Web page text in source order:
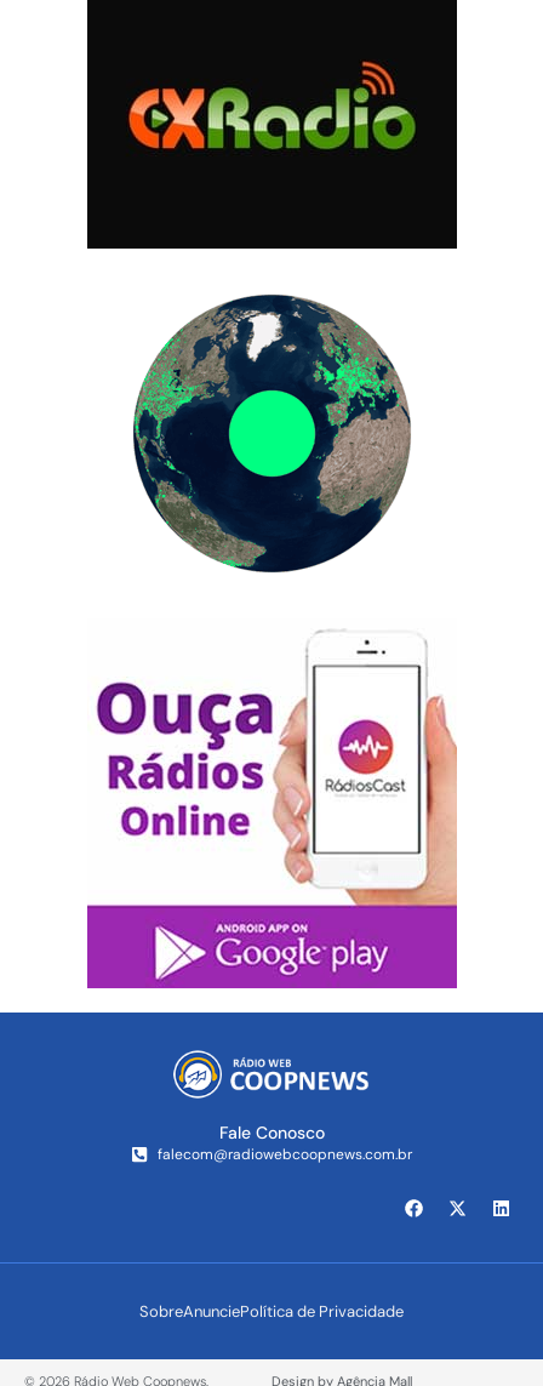
Fale Conosco
falecom@radiowebcoopnews.com.br
SobreAnunciePolítica de Privacidade
© 2026 Rádio Web Coopnews. Design by Agência Mall